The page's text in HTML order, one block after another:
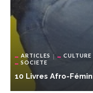
ARTICLES CULTURE
SOCIETE
10 Livres Afro-